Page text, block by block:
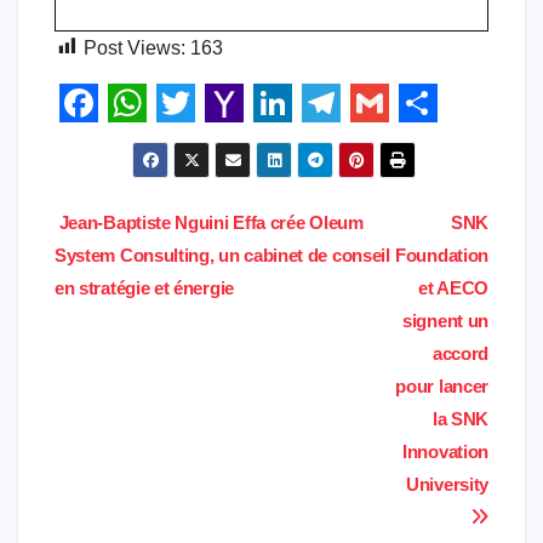
Post Views: 163
c
e
b
W
a
t
s
T
w
i
t
t
Y
a
h
o
o
L
i
n
k
T
e
l
e
G
m
a
i
S
h
r
e
Navigation
de
SNK
Foundation
et AECO
signent un
accord
pour lancer
la SNK
Innovation
University
Jean-Baptiste Nguini Effa crée Oleum
System Consulting, un cabinet de conseil
en stratégie et énergie